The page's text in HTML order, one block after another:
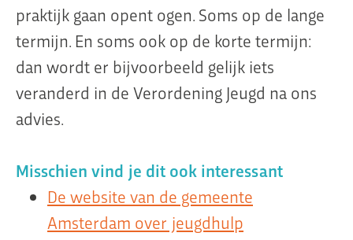
praktijk gaan opent ogen. Soms op de lange
termijn. En soms ook op de korte termijn:
dan wordt er bijvoorbeeld gelijk iets
veranderd in de Verordening Jeugd na ons
advies.
Misschien vind je dit ook interessant
De website van de gemeente
Amsterdam over jeugdhulp